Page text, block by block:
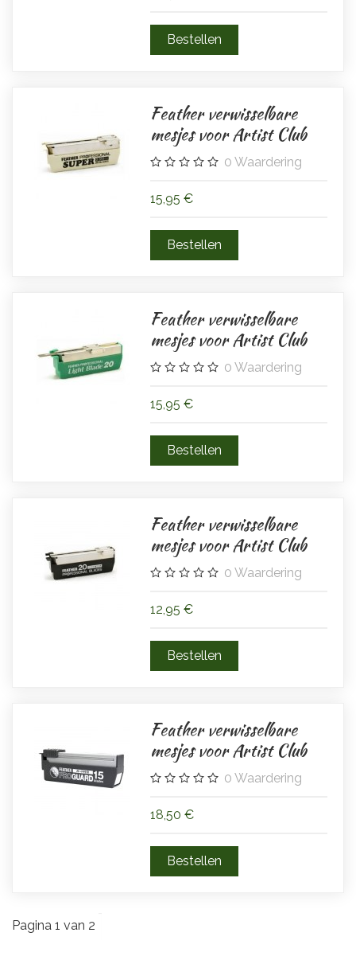
Feather verwisselbare
mesjes voor Artist Club
0 Waardering
15,95 €
Feather verwisselbare
mesjes voor Artist Club
0 Waardering
15,95 €
Feather verwisselbare
mesjes voor Artist Club
0 Waardering
12,95 €
Feather verwisselbare
mesjes voor Artist Club
0 Waardering
18,50 €
Pagina 1 van 2